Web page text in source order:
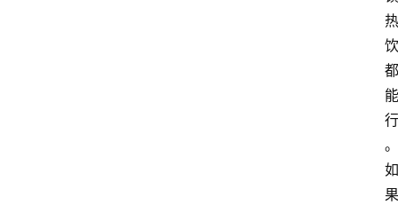
热
饮
都
能
行
。
如
果